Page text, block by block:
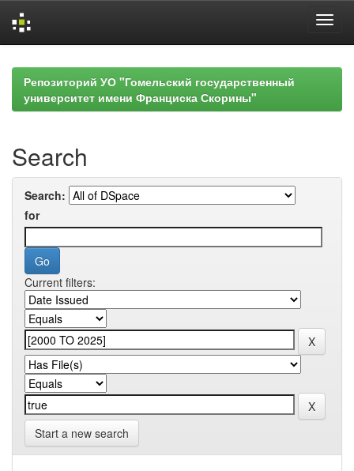
navigationРепозиторий УО "Гомельский государственный
университет имени Франциска Скорины"
Search
Search:
for
Current filters:
Start a new search